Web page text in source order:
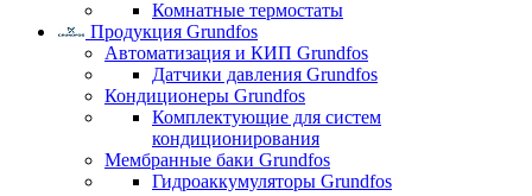
Комнатные термостаты
Продукция Grundfos
Автоматизация и КИП Grundfos
Датчики давления Grundfos
Кондиционеры Grundfos
Комплектующие для систем
кондиционирования
Мембранные баки Grundfos
Гидроаккумуляторы Grundfos